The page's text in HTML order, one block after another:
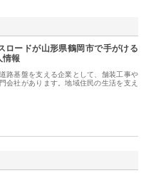
ロードが山形県鶴岡市で手がける
情報
路基盤を支える企業として、舗装工事や
会社があります。地域住民の生活を支え